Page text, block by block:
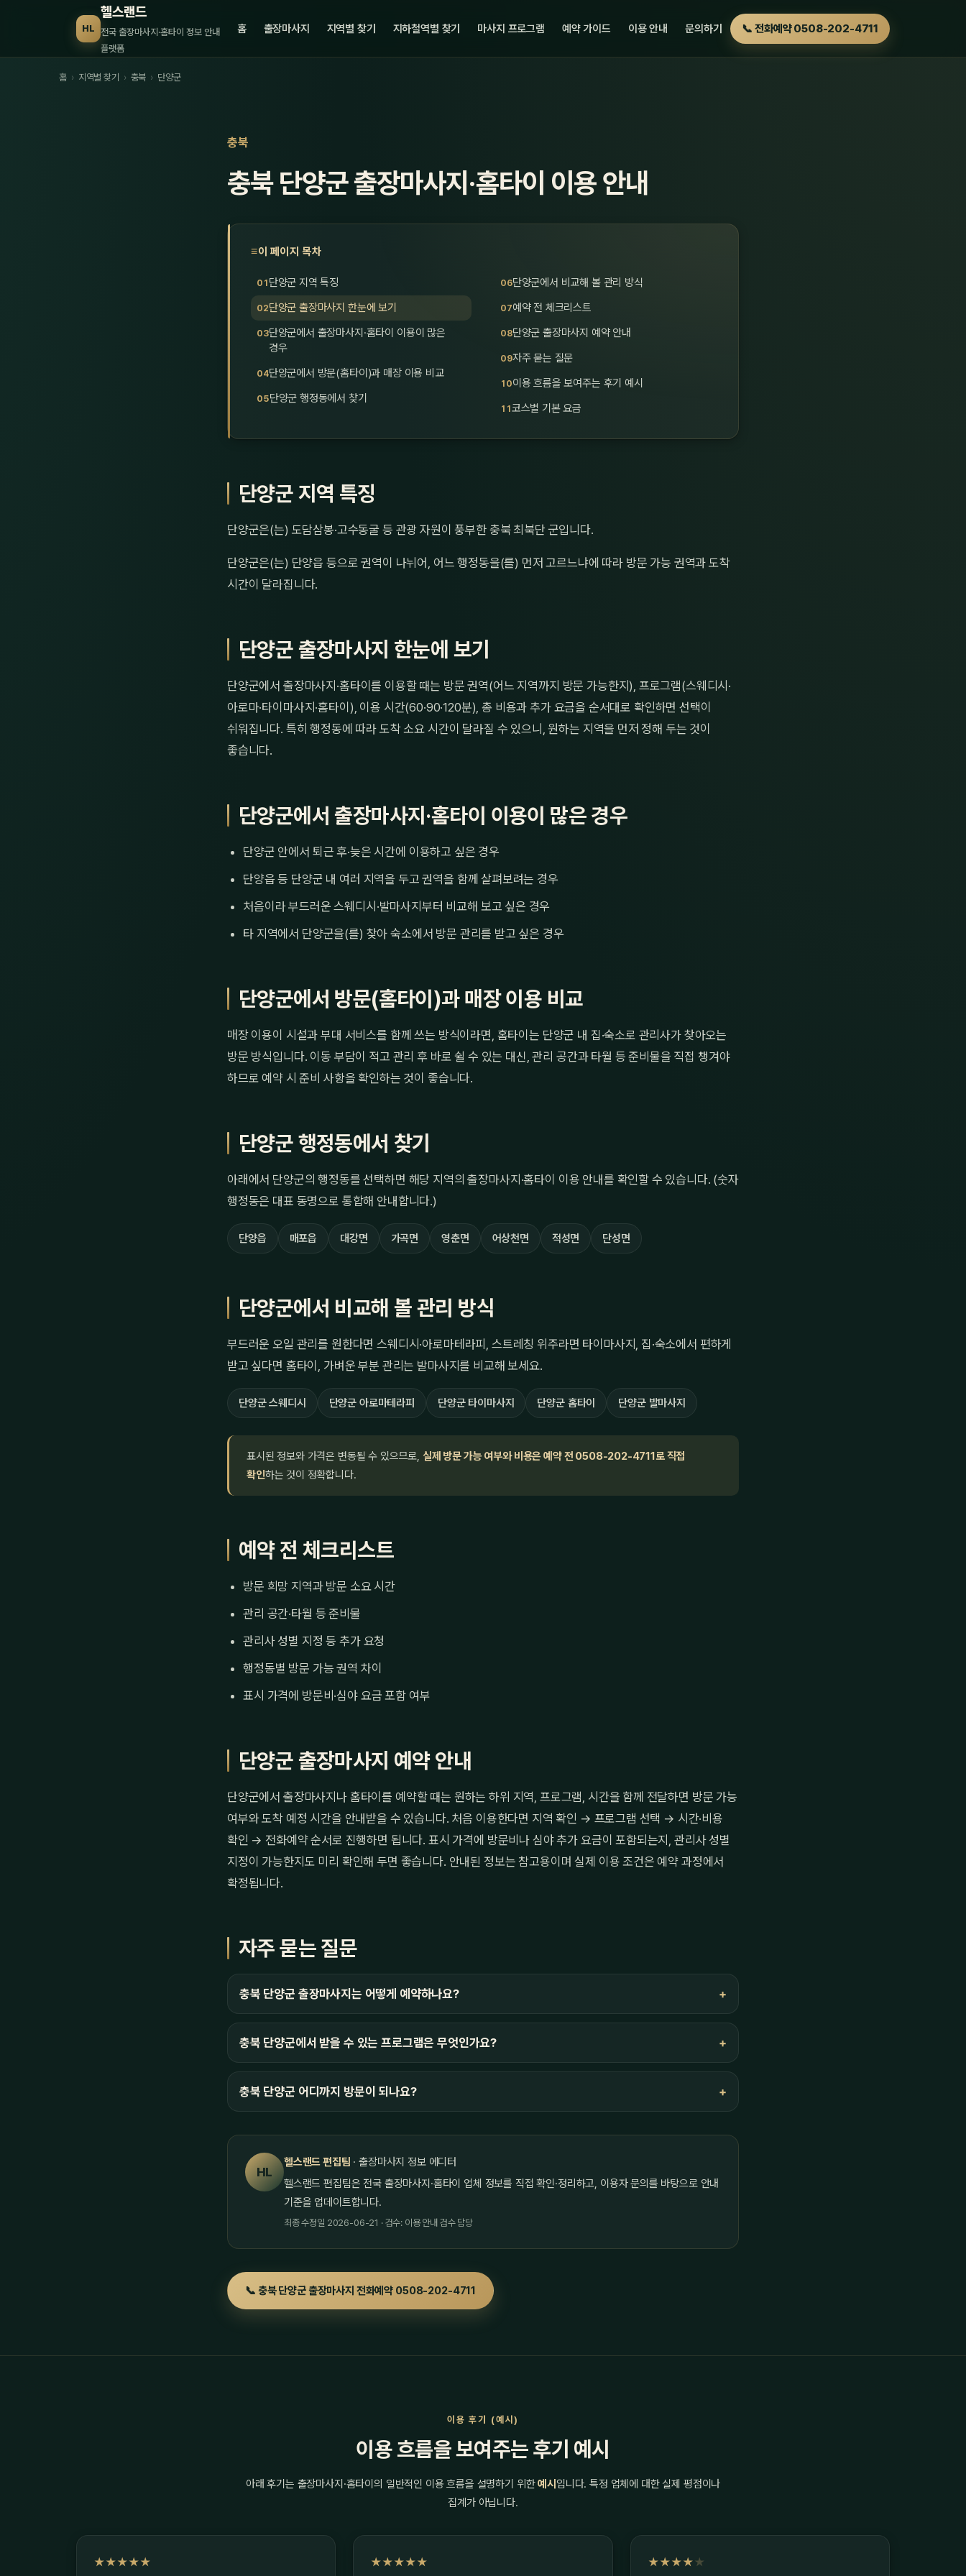
HL
헬스랜드
전국 출장마사지·홈타이 정보 안내
플랫폼
홈 출장마사지 지역별 찾기 지하철역별 찾기 마사지 프로그램 예약 가이드 이용 안내 문의하기 📞 전화예약 0508-202-4711
홈 › 지역별 찾기 › 충북 › 단양군
충북
충북 단양군 출장마사지·홈타이 이용 안내
이 페이지 목차
단양군 지역 특징
단양군 출장마사지 한눈에 보기
단양군에서 출장마사지·홈타이 이용이 많은
경우
단양군에서 방문(홈타이)과 매장 이용 비교
단양군 행정동에서 찾기
단양군에서 비교해 볼 관리 방식
예약 전 체크리스트
단양군 출장마사지 예약 안내
자주 묻는 질문
이용 흐름을 보여주는 후기 예시
코스별 기본 요금
단양군 지역 특징
단양군은(는) 도담삼봉·고수동굴 등 관광 자원이 풍부한 충북 최북단 군입니다.
단양군은(는) 단양읍 등으로 권역이 나뉘어, 어느 행정동을(를) 먼저 고르느냐에 따라 방문 가능 권역과 도착
시간이 달라집니다.
단양군 출장마사지 한눈에 보기
단양군에서 출장마사지·홈타이를 이용할 때는 방문 권역(어느 지역까지 방문 가능한지), 프로그램(스웨디시·
아로마·타이마사지·홈타이), 이용 시간(60·90·120분), 총 비용과 추가 요금을 순서대로 확인하면 선택이
쉬워집니다. 특히 행정동에 따라 도착 소요 시간이 달라질 수 있으니, 원하는 지역을 먼저 정해 두는 것이
좋습니다.
단양군에서 출장마사지·홈타이 이용이 많은 경우
단양군 안에서 퇴근 후·늦은 시간에 이용하고 싶은 경우
단양읍 등 단양군 내 여러 지역을 두고 권역을 함께 살펴보려는 경우
처음이라 부드러운 스웨디시·발마사지부터 비교해 보고 싶은 경우
타 지역에서 단양군을(를) 찾아 숙소에서 방문 관리를 받고 싶은 경우
단양군에서 방문(홈타이)과 매장 이용 비교
매장 이용이 시설과 부대 서비스를 함께 쓰는 방식이라면, 홈타이는 단양군 내 집·숙소로 관리사가 찾아오는
방문 방식입니다. 이동 부담이 적고 관리 후 바로 쉴 수 있는 대신, 관리 공간과 타월 등 준비물을 직접 챙겨야
하므로 예약 시 준비 사항을 확인하는 것이 좋습니다.
단양군 행정동에서 찾기
아래에서 단양군의 행정동를 선택하면 해당 지역의 출장마사지·홈타이 이용 안내를 확인할 수 있습니다. (숫자
행정동은 대표 동명으로 통합해 안내합니다.)
단양읍 매포읍 대강면 가곡면 영춘면 어상천면 적성면 단성면
단양군에서 비교해 볼 관리 방식
부드러운 오일 관리를 원한다면 스웨디시·아로마테라피, 스트레칭 위주라면 타이마사지, 집·숙소에서 편하게
받고 싶다면 홈타이, 가벼운 부분 관리는 발마사지를 비교해 보세요.
단양군 스웨디시 단양군 아로마테라피 단양군 타이마사지 단양군 홈타이 단양군 발마사지
표시된 정보와 가격은 변동될 수 있으므로, 실제 방문 가능 여부와 비용은 예약 전 0508-202-4711로 직접
확인하는 것이 정확합니다.
예약 전 체크리스트
방문 희망 지역과 방문 소요 시간
관리 공간·타월 등 준비물
관리사 성별 지정 등 추가 요청
행정동별 방문 가능 권역 차이
표시 가격에 방문비·심야 요금 포함 여부
단양군 출장마사지 예약 안내
단양군에서 출장마사지나 홈타이를 예약할 때는 원하는 하위 지역, 프로그램, 시간을 함께 전달하면 방문 가능
여부와 도착 예정 시간을 안내받을 수 있습니다. 처음 이용한다면 지역 확인 → 프로그램 선택 → 시간·비용
확인 → 전화예약 순서로 진행하면 됩니다. 표시 가격에 방문비나 심야 추가 요금이 포함되는지, 관리사 성별
지정이 가능한지도 미리 확인해 두면 좋습니다. 안내된 정보는 참고용이며 실제 이용 조건은 예약 과정에서
확정됩니다.
자주 묻는 질문
충북 단양군 출장마사지는 어떻게 예약하나요?
충북 단양군에서 받을 수 있는 프로그램은 무엇인가요?
충북 단양군 어디까지 방문이 되나요?
HL
헬스랜드 편집팀 · 출장마사지 정보 에디터
헬스랜드 편집팀은 전국 출장마사지·홈타이 업체 정보를 직접 확인·정리하고, 이용자 문의를 바탕으로 안내
기준을 업데이트합니다.
최종 수정일 2026-06-21 · 검수: 이용 안내 검수 담당
📞 충북 단양군 출장마사지 전화예약 0508-202-4711
이용 후기 (예시)
이용 흐름을 보여주는 후기 예시
아래 후기는 출장마사지·홈타이의 일반적인 이용 흐름을 설명하기 위한예시 입니다. 특정 업체에 대한 실제 평점이나
집계가 아닙니다.
★★★★★ ★★★★★ ★★★★ ★